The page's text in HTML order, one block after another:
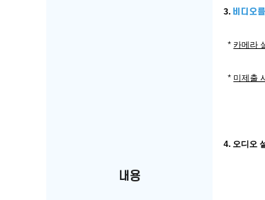
내용
3. 비디오
* 카메라
* 미제출
4. 오디오